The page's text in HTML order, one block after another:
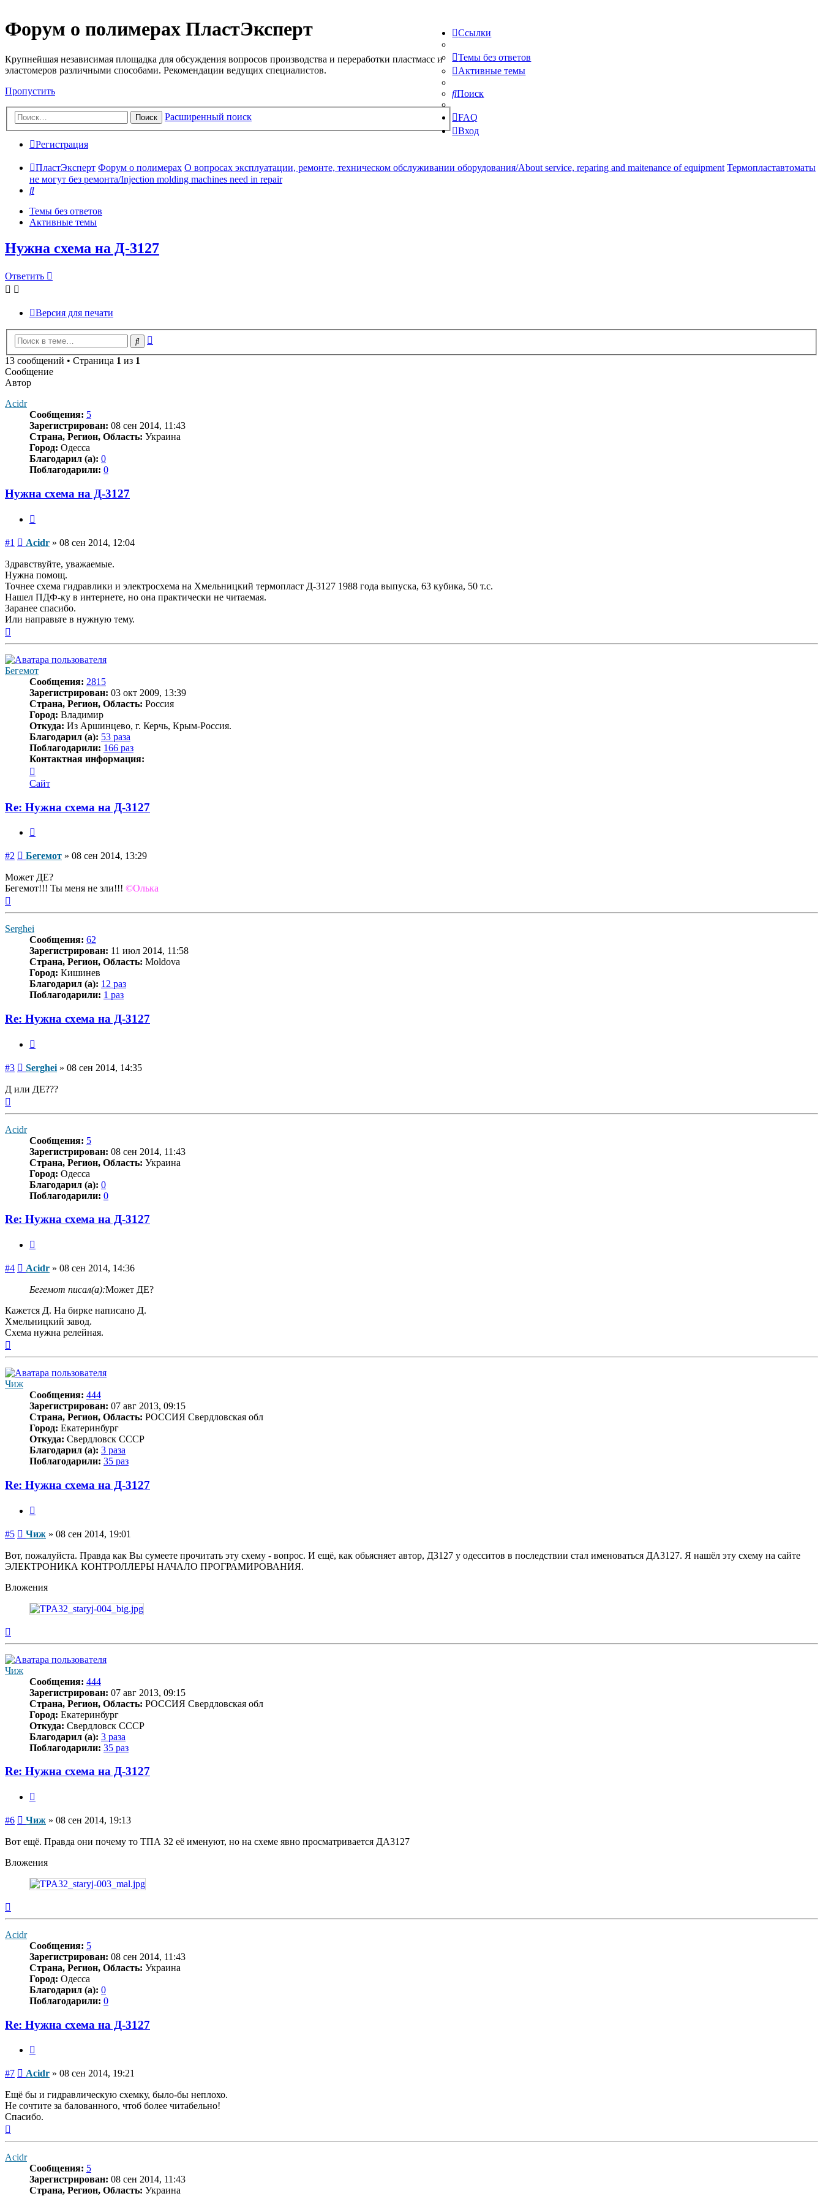
Форум о полимерах ПластЭксперт
Крупнейшая независимая площадка для обсуждения вопросов производства и переработки пластмасс и
эластомеров различными способами. Рекомендации ведущих специалистов.
Пропустить
Поиск Расширенный поиск
Ссылки
Темы без ответов
Активные темы
Поиск
FAQ
Вход
Регистрация
ПластЭксперт Форум о полимерах О вопросах эксплуатации, ремонте, техническом обслуживании оборудования/About service, reparing and maitenance of equipment Термопластавтоматы
не могут без ремонта/Injection molding machines need in repair
Поиск
Темы без ответов
Активные темы
Нужна схема на Д-3127
Ответить
Версия для печати
Поиск
13 сообщений • Страница 1 из 1
Сообщение
Автор
Acidr
Сообщения: 5
Зарегистрирован: 08 сен 2014, 11:43
Страна, Регион, Область: Украина
Город: Одесса
Благодарил (а): 0
Поблагодарили: 0
Нужна схема на Д-3127
#1 Сообщение
Acidr » 08 сен 2014, 12:04
Здравствуйте, уважаемые.
Нужна помощ.
Точнее схема гидравлики и электросхема на Хмельницкий термопласт Д-3127 1988 года выпуска, 63 кубика, 50 т.с.
Нашел ПДФ-ку в интернете, но она практически не читаемая.
Заранее спасибо.
Или направьте в нужную тему.
Бегемот
Сообщения: 2815
Зарегистрирован: 03 окт 2009, 13:39
Страна, Регион, Область: Россия
Город: Владимир
Откуда: Из Аршинцево, г. Керчь, Крым-Россия.
Благодарил (а): 53 раза
Поблагодарили: 166 раз
Контактная информация:
информация
пользователя
Сайт
Re: Нужна схема на Д-3127
#2 Сообщение
Бегемот » 08 сен 2014, 13:29
Может ДЕ?
Бегемот!!! Ты меня не зли!!! ©Олька
Serghei
Сообщения: 62
Зарегистрирован: 11 июл 2014, 11:58
Страна, Регион, Область: Moldova
Город: Кишинев
Благодарил (а): 12 раз
Поблагодарили: 1 раз
Re: Нужна схема на Д-3127
#3 Сообщение
Serghei » 08 сен 2014, 14:35
Д или ДЕ???
Acidr
Сообщения: 5
Зарегистрирован: 08 сен 2014, 11:43
Страна, Регион, Область: Украина
Город: Одесса
Благодарил (а): 0
Поблагодарили: 0
Re: Нужна схема на Д-3127
#4 Сообщение
Acidr » 08 сен 2014, 14:36
Бегемот писал(а):Может ДЕ?
Кажется Д. На бирке написано Д.
Хмельницкий завод.
Схема нужна релейная.
Чиж
Сообщения: 444
Зарегистрирован: 07 авг 2013, 09:15
Страна, Регион, Область: РОССИЯ Свердловская обл
Город: Екатеринбург
Откуда: Свердловск СССР
Благодарил (а): 3 раза
Поблагодарили: 35 раз
Re: Нужна схема на Д-3127
#5 Сообщение
Чиж » 08 сен 2014, 19:01
Вот, пожалуйста. Правда как Вы сумеете прочитать эту схему - вопрос. И ещё, как обьясняет автор, Д3127 у одесситов в последствии стал именоваться ДА3127. Я нашёл эту схему на сайте
ЭЛЕКТРОНИКА КОНТРОЛЛЕРЫ НАЧАЛО ПРОГРАМИРОВАНИЯ.
Вложения
Чиж
Сообщения: 444
Зарегистрирован: 07 авг 2013, 09:15
Страна, Регион, Область: РОССИЯ Свердловская обл
Город: Екатеринбург
Откуда: Свердловск СССР
Благодарил (а): 3 раза
Поблагодарили: 35 раз
Re: Нужна схема на Д-3127
#6 Сообщение
Чиж » 08 сен 2014, 19:13
Вот ещё. Правда они почему то ТПА 32 её именуют, но на схеме явно просматривается ДА3127
Вложения
Acidr
Сообщения: 5
Зарегистрирован: 08 сен 2014, 11:43
Страна, Регион, Область: Украина
Город: Одесса
Благодарил (а): 0
Поблагодарили: 0
Re: Нужна схема на Д-3127
#7 Сообщение
Acidr » 08 сен 2014, 19:21
Ещё бы и гидравлическую схемку, было-бы неплохо.
Не сочтите за балованного, чтоб более читабельно!
Спасибо.
к
Acidr
Сообщения: 5
Зарегистрирован: 08 сен 2014, 11:43
Страна, Регион, Область: Украина